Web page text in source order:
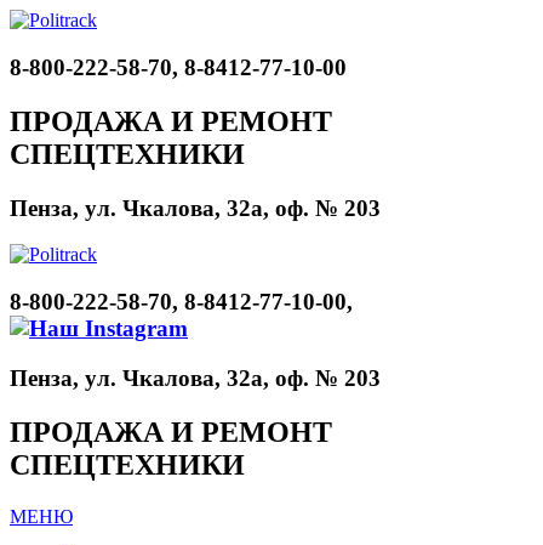
8-800-222-58-70, 8-8412-77-10-00
ПРОДАЖА И РЕМОНТ
СПЕЦТЕХНИКИ
Пенза, ул. Чкалова, 32а, оф. № 203
8-800-222-58-70, 8-8412-77-10-00,
Пенза, ул. Чкалова, 32а, оф. № 203
ПРОДАЖА И РЕМОНТ
СПЕЦТЕХНИКИ
МЕНЮ